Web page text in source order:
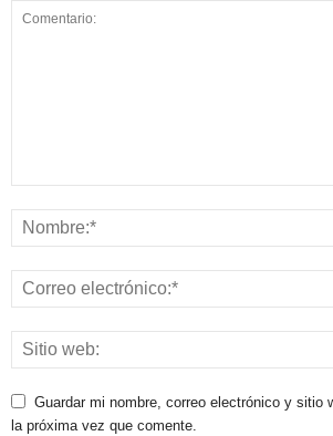
Guardar mi nombre, correo electrónico y sitio
la próxima vez que comente.